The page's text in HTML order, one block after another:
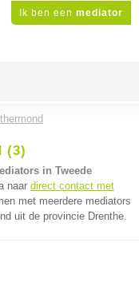
Ik ben een mediator
(3)
in Tweede
naar direct contact met
met meerdere mediators
uit de provincie Drenthe.